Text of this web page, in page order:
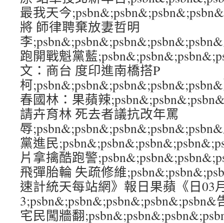
最我天今
將 師律聘棄放妻哲明
李
跑開戰魁黨藍
文：商台 度印進南橋搭P
柯
春國林：果蘋辣
請卉育林 死去者議抗改年罵
辱
黨進民
片拿擒酷跑警
飛彈胎輪 失疏修維
速計統天每站網》報日果蘋《日03
宅民闖牆翻